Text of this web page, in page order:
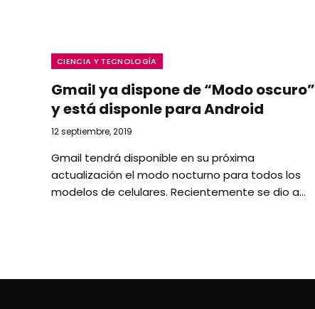
CIENCIA Y TECNOLOGÍA
Gmail ya dispone de “Modo oscuro”
y está disponle para Android
12 septiembre, 2019
Gmail tendrá disponible en su próxima
actualización el modo nocturno para todos los
modelos de celulares. Recientemente se dio a…